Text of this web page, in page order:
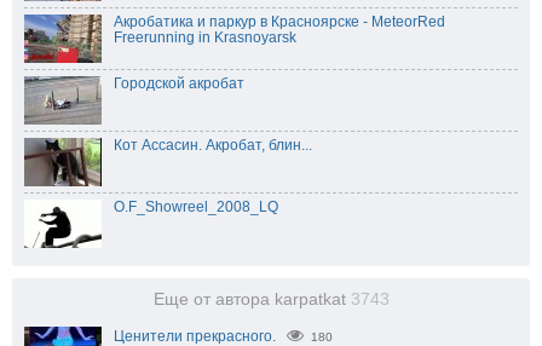
Акробатика и паркур в Красноярске - MeteorRed
Freerunning in Krasnoyarsk
Городской акробат
Кот Ассасин. Акробат, блин...
O.F_Showreel_2008_LQ
Еще от автора karpatkat 3743
Ценители прекрасного. 180